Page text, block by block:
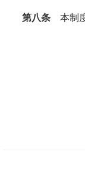
第八条 本制